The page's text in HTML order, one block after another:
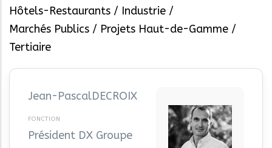
Hôtels-Restaurants
Industrie
Marchés Publics
Projets Haut-de-Gamme
Tertiaire
Jean-PascalDECROIX
Président DX Groupe